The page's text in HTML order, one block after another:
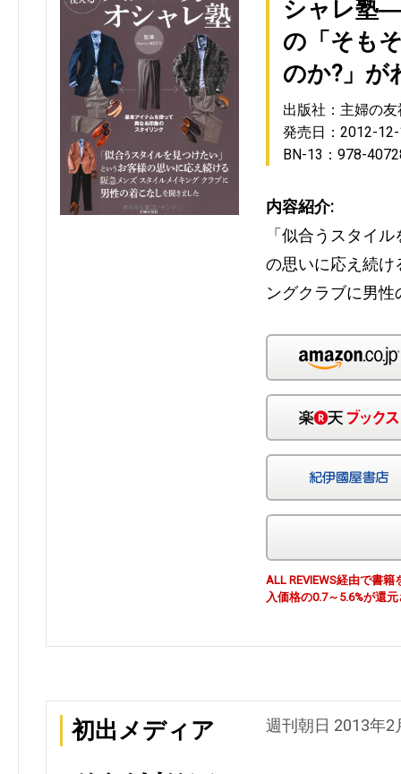
シャレ塾
の「そも
のか?」が
出版社：主婦の友
発売日：2012-
BN-13：978-
内容紹介:
「似合うスタイ
の思いに応え続け
ングクラブに男
ALL REVIEWS経由で書
入価格の0.7～5.6%が還
初出メディア 週刊朝日 2013年2